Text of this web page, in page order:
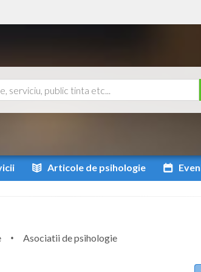
Articole de psihologie
Asociatii de psihologie